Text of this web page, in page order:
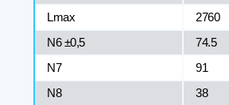
Lmax
2760
N6 ±0,5
74.5
N7
91
N8
38